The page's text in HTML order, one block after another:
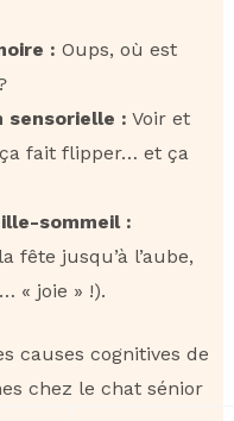
: Oups, où est
sensorielle : Voir et
fait flipper… et ça
sommeil :
fête jusqu’à l’aube,
« joie » !).
causes cognitives de
chez le chat sénior